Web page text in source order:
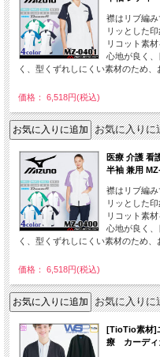
襟はリブ編
リッとした
リコット素
心地が良く
く、型くずれしにくい素材のため、
価格： 6,518円(税込)
お気に入りに
医療 介護 看
半袖 兼用
襟はリブ編
リッとした
リコット素
心地が良く
く、型くずれしにくい素材のため、
価格： 6,518円(税込)
お気に入りに
[TioTio素材]
療 カーディ